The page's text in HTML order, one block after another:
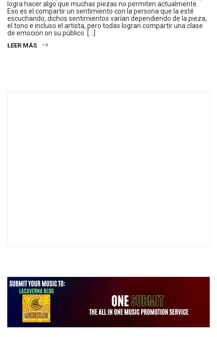
logra hacer algo que muchas piezas no permiten actualmente.
Eso es el compartir un sentimiento con la persona que la esté
escuchando, dichos sentimientos varían dependiendo de la pieza,
el tono e incluso el artista, pero todas logran compartir una clase
de emoción on su público. […]
LEER MÁS